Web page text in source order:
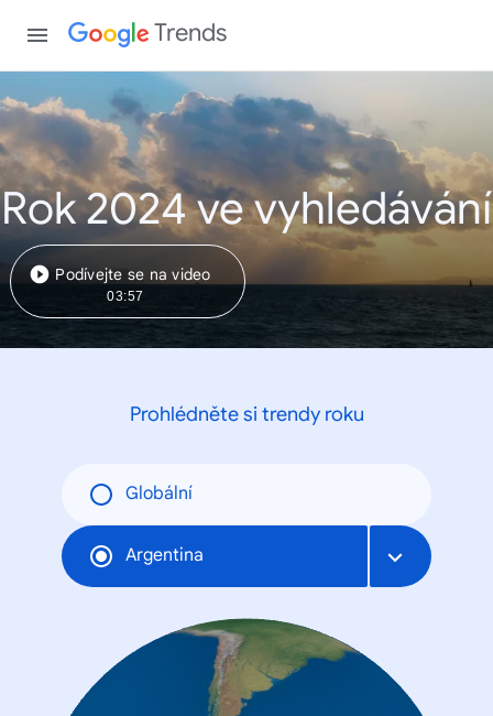
Trends
Rok 2024 ve vyhledávání
Podívejte se na video
03:57
Prohlédněte si trendy roku
Globální
Argentina